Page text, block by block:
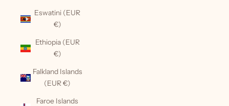
Eswatini (EUR
€)
Ethiopia (EUR
€)
Falkland Islands
(EUR €)
Faroe Islands